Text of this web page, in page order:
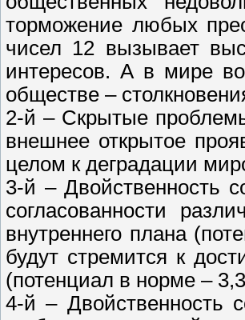
торможение любых
чисел 12 вызывает
интересов. А в мире
обществе –
2-й – Скрытые
внешнее открытое
целом к деградации
3-й – Двойственность
согласованности
внутреннего плана
будут стремится к
(потенциал в норме –
4-й – Двойственность